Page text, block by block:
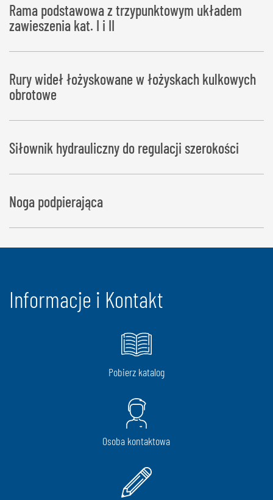
Rama podstawowa z trzypunktowym układem
zawieszenia kat. I i II
Rury wideł łożyskowane w łożyskach kulkowych
obrotowe
Siłownik hydrauliczny do regulacji szerokości
Noga podpierająca
Informacje i Kontakt
Pobierz katalog
Osoba kontaktowa